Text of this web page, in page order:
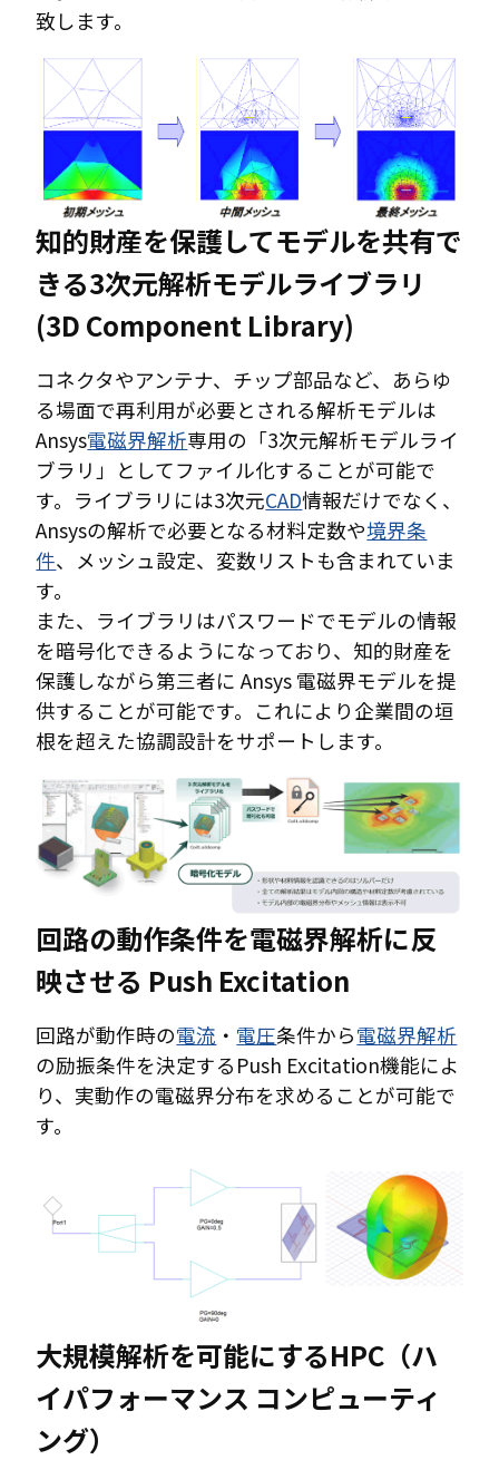
致します。
知的財産を保護してモデルを共有で
きる3次元解析モデルライブラリ
(3D Component Library)
コネクタやアンテナ、チップ部品など、あらゆ
る場面で再利用が必要とされる解析モデルは
Ansys電磁界解析専用の「3次元解析モデルライ
ブラリ」としてファイル化することが可能で
す。ライブラリには3次元CAD情報だけでなく、
Ansysの解析で必要となる材料定数や境界条
件、メッシュ設定、変数リストも含まれていま
す。
また、ライブラリはパスワードでモデルの情報
を暗号化できるようになっており、知的財産を
保護しながら第三者に Ansys 電磁界モデルを提
供することが可能です。これにより企業間の垣
根を超えた協調設計をサポートします。
回路の動作条件を電磁界解析に反
映させる Push Excitation
回路が動作時の電流 ・ 電圧条件から電磁界解析
の励振条件を決定するPush Excitation機能によ
り、実動作の電磁界分布を求めることが可能で
す。
大規模解析を可能にするHPC（ハ
イパフォーマンス コンピューティ
ング）